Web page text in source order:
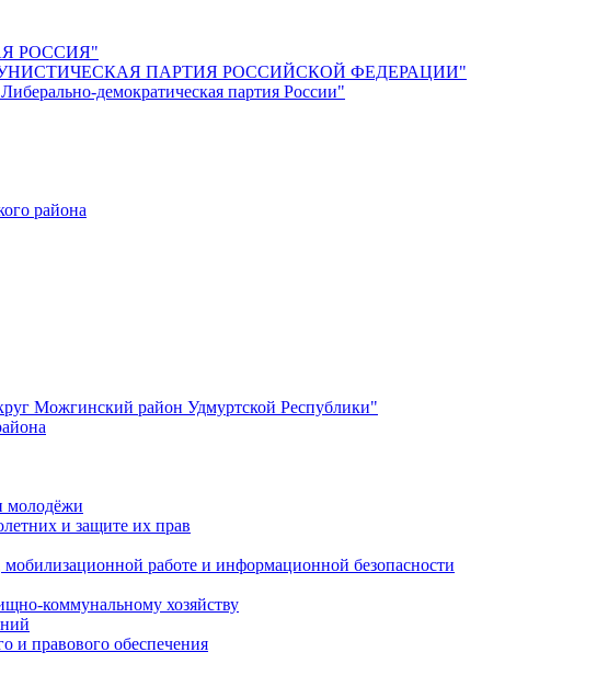
РОССИЯ"
ПАРТИЯ РОССИЙСКОЙ ФЕДЕРАЦИИ"
демократическая партия России"
района
Можгинский район Удмуртской Республики"
молодёжи
и защите их прав
работе и информационной безопасности
коммунальному хозяйству
и правового обеспечения